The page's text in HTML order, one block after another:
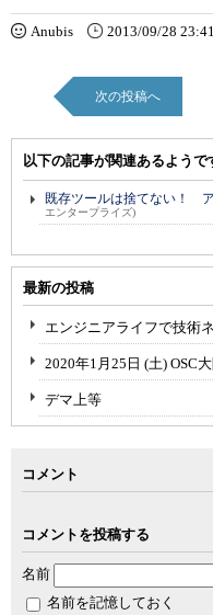
Anubis 2013/09/28
次の投稿へ
以下の記事が関連あるようで
既存ツールは捨てない！
エンタープライズ)
最新の投稿
エンジニアライフで技術
2020年1月25日 (土) OSC
デマ上等
コメント
コメントを投稿する
名前
名前を記憶しておく